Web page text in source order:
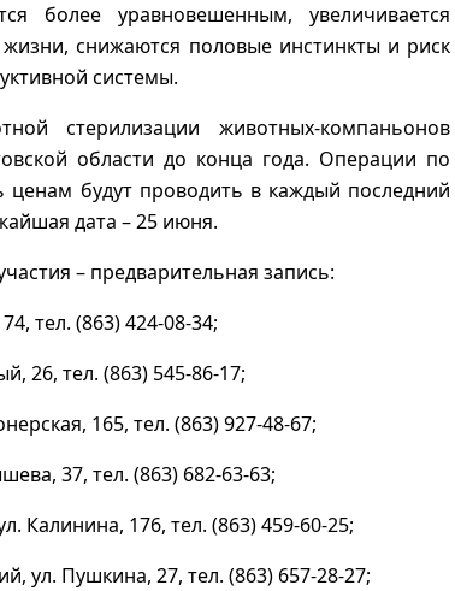
более уравновешенным, увеличивается
снижаются половые инстинкты и риск
системы.
стерилизации животных-компаньонов
области до конца года. Операции по
будут проводить в каждый последний
дата – 25 июня.
– предварительная запись:
тел. (863) 424-08-34;
26, тел. (863) 545-86-17;
165, тел. (863) 927-48-67;
37, тел. (863) 682-63-63;
Калинина, 176, тел. (863) 459-60-25;
ул. Пушкина, 27, тел. (863) 657-28-27;